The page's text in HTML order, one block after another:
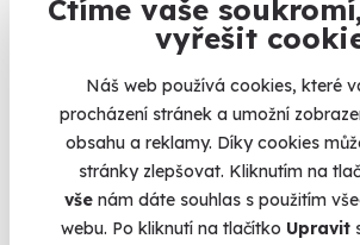
Ctíme vaše
vyřešit
Náš web používá cookies, které
procházení stránek a umožní
obsahu a reklamy. Díky cookies
stránky zlepšovat. Kliknutím na
vše nám dáte souhlas s použitím
webu. Po kliknutí na tlačítko Upravit
Volný termín už 07. 08. 2026